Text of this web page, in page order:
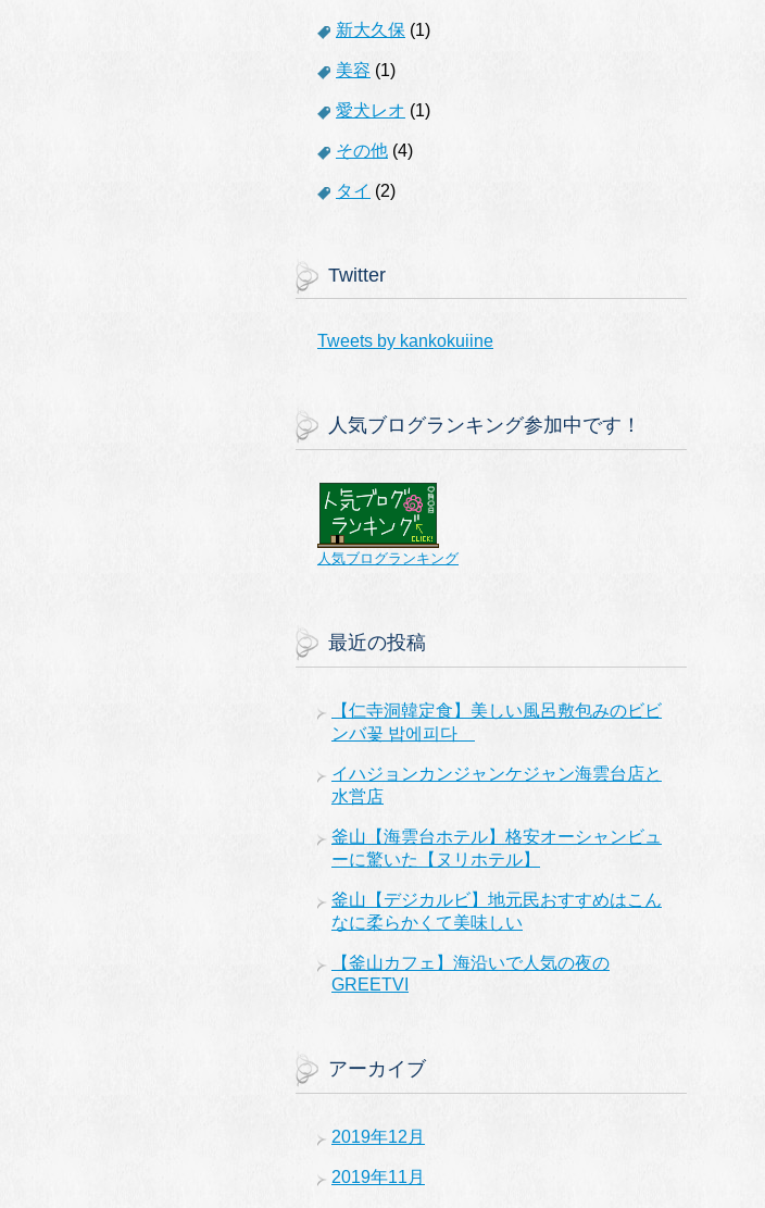
新大久保 (1)
美容 (1)
愛犬レオ (1)
その他 (4)
タイ (2)
Twitter
Tweets by kankokuiine
人気ブログランキング参加中です！
人気ブログランキング
最近の投稿
【仁寺洞韓定食】美しい風呂敷包みのビビ
ンバ꽃 밥에피다
イハジョンカンジャンケジャン海雲台店と
水営店
釜山【海雲台ホテル】格安オーシャンビュ
ーに驚いた【ヌリホテル】
釜山【デジカルビ】地元民おすすめはこん
なに柔らかくて美味しい
【釜山カフェ】海沿いで人気の夜の
GREETVI
アーカイブ
2019年12月
2019年11月